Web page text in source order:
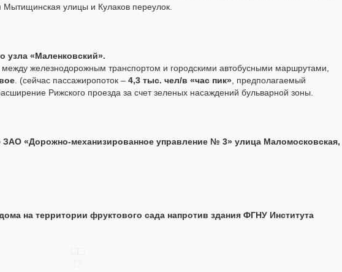
улицы и Кулаков переулок.
узла «Маленковский».
железнодорожным транспортом и городскими автобусными маршрутами,
. (сейчас пассажиропоток – 4,3 тыс. чел/в «час пик» , предполагаемый
Рижского проезда за счет зеленых насаждений бульварной зоны.
ЗАО «Дорожно-механизированное управление № 3» улица Маломосковская,
на территории фруктового сада напротив здания ФГНУ Института